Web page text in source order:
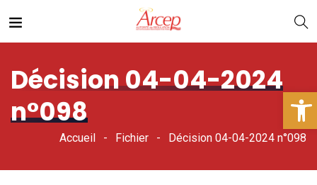
Décision 04-04-2024
n°098
Accueil Fichier Décision 04-04-2024 n°098